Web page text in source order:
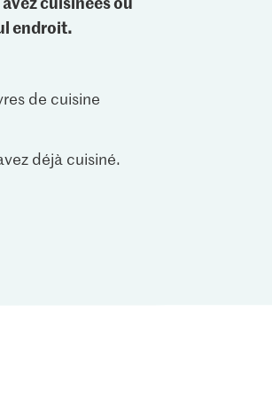
endroit.
de cuisine
déjà cuisiné.